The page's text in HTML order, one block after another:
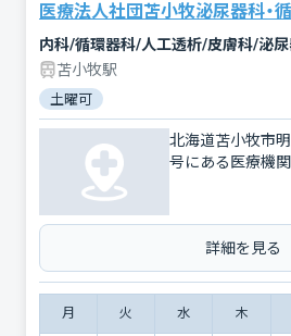
医療法人社団苫小牧泌尿器科・
内科/循環器科/人工透析/皮膚科/泌
苫小牧駅
土曜可
北海道苫小牧市
号にある医療機関
詳細を見る
月 火 水 木